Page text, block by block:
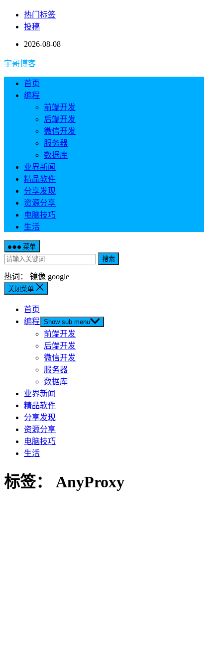
热门标签
投稿
2026-08-08
宇哥博客
首页
编程
前端开发
后端开发
微信开发
服务器
数据库
业界新闻
精品软件
分享发现
资源分享
电脑技巧
生活
菜单
搜索
热词： 镜像 google
关闭菜单
首页
编程 Show sub menu
前端开发
后端开发
微信开发
服务器
数据库
业界新闻
精品软件
分享发现
资源分享
电脑技巧
生活
标签： AnyProxy